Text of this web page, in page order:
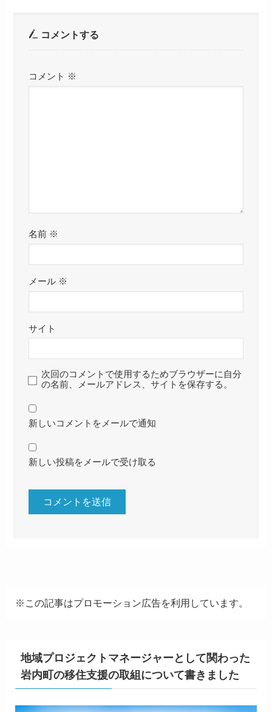
コメントする
コメント ※
名前 ※
メール ※
サイト
次回のコメントで使用するためブラウザーに自分
の名前、メールアドレス、サイトを保存する。
新しいコメントをメールで通知
新しい投稿をメールで受け取る
※この記事はプロモーション広告を利用しています。
地域プロジェクトマネージャーとして関わった
岩内町の移住支援の取組について書きました